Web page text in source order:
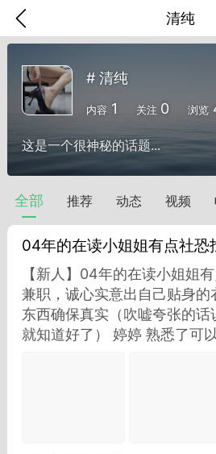
清纯
味”的小姐
大二女生囡
# 清纯
内容 1 关注 0 浏览
这是一个很神秘的话题...
全部 推荐 动态 视频
04年的在读小姐姐有点社恐
【新人】04年的在读小姐姐
兼职，诚心实意出自己贴身的
东西确保真实（吹嘘夸张的
就知道好了） 婷婷 熟悉了可